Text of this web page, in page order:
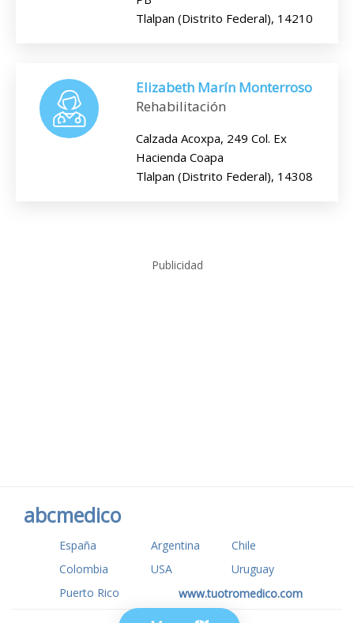
Tlalpan (Distrito Federal), 14210
Elizabeth Marín Monterroso
Rehabilitación
Calzada Acoxpa, 249 Col. Ex
Hacienda Coapa
Tlalpan (Distrito Federal), 14308
Publicidad
abcmedico
España Argentina
Chile
Colombia
USA
Uruguay
Puerto Rico
www.tuotromedico.com